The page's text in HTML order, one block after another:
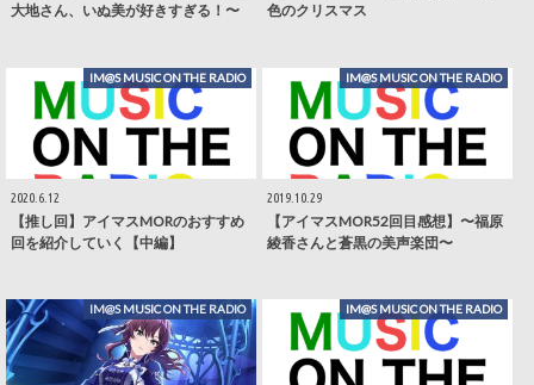
大地さん、いぬ美が好きすぎる！〜
色のクリスマス
IM@S MUSIC ON THE RADIO
2020.6.12
【推し回】アイマスMORのおすすめ
回を紹介していく【中編】
IM@S MUSIC ON THE RADIO
2019.10.29
【アイマスMOR52回目感想】〜福原
綾香さんと蒼黒の美声楽団〜
IM@S MUSIC ON THE RADIO IM@S MUSIC ON THE RADIO